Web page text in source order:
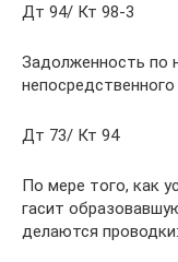
Дт 94/ Кт 98-3
Задолженность по
непосредственного
Дт 73/ Кт 94
По мере того, как
гасит
делаются проводки: